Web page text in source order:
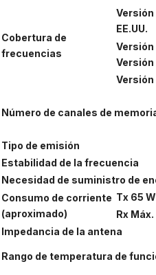
Cobertura de
frecuencias
Versión
EE.UU.
Versión
Versión
Versión
Número de canales de
Tipo de emisión
Estabilidad de la frecuencia
Necesidad de suministro de
Consumo de corriente
(aproximado)
Tx 65 W
Rx
Impedancia de la antena
Rango de temperatura de